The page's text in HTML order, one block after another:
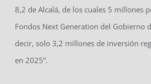
8,2 de Alcalá, de los cuales 5 millones
Fondos Next Generation del Gobierno
decir, solo 3,2 millones de inversión
en 2025”.